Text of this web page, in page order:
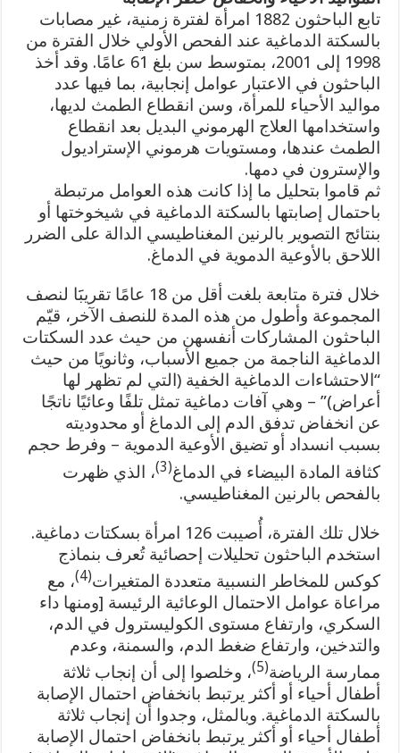
تابع الباحثون 1882 امرأة لفترة زمنية، غير مصابات
بالسكتة الدماغية عند الفحص الأولي خلال الفترة من
1998 إلى 2001، بمتوسط سن بلغ 61 عامًا. وقد أخذ
الباحثون في الاعتبار عوامل إنجابية، بما فيها عدد
مواليد الأحياء للمرأة، وسن انقطاع الطمث لديها،
واستخدامها العلاج الهرموني البديل بعد انقطاع
الطمث عندها، ومستويات هرموني الإستراديول
والإسترون في دمها.
ثم قاموا بتحليل ما إذا كانت هذه العوامل مرتبطة
باحتمال إصابتها بالسكتة الدماغية في شيخوختها أو
بنتائج التصوير بالرنين المغناطيسي الدالة على الضرر
اللاحق بالأوعية الدموية في الدماغ.
خلال فترة متابعة بلغت أقل من 18 عامًا تقريبََا لنصف
المجموعة وأطول من هذه المدة للنصف الآخر، قيّم
الباحثون المشاركات أنفسهن من حيث عدد السكتات
الدماغية الناجمة من جميع الأسباب، وثانويًا من حيث
“الاحتشاءات الدماغية الخفية (التي لم تظهر لها
أعراض)” – وهي آفات دماغية تمثل تلفًا وعائيًا ناتجًا
عن انخفاض تدفق الدم إلى الدماغ أو محدوديته
بسبب انسداد أو تضيق الأوعية الدموية – وفرط حجم
كثافة المادة البيضاء في الدماغ(3)
، الذي ظهرت
بالفحص بالرنين المغناطيسي.
خلال تلك الفترة، أُصيبت 126 امرأة بسكتات دماغية.
استخدم الباحثون تحليلات إحصائية تُعرف بنماذج
كوكس للمخاطر النسبية متعددة المتغيرات(4)
، مع
مراعاة عوامل الاحتمال الوعائية الرئيسة [ومنها داء
السكري، وارتفاع مستوى الكوليسترول في الدم،
والتدخين، وارتفاع ضغط الدم، والسمنة، وعدم
ممارسة الرياضة(5)
، وخلصوا إلى أن إنجاب ثلاثة
أطفال أحياء أو أكثر يرتبط بانخفاض احتمال الإصابة
بالسكتة الدماغية. وبالمثل، وجدوا أن إنجاب ثلاثة
أطفال أحياء أو أكثر يرتبط بانخفاض احتمال الإصابة